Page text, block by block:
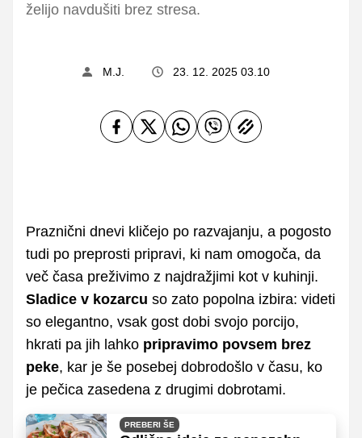
želijo navdušiti brez stresa.
M.J. 23. 12. 2025 03.10
Praznični dnevi kličejo po razvajanju, a pogosto
tudi po preprosti pripravi, ki nam omogoča, da
več časa preživimo z najdražjimi kot v kuhinji.
Sladice v kozarcu so zato popolna izbira: videti
so elegantno, vsak gost dobi svojo porcijo,
hkrati pa jih lahko pripravimo povsem brez
peke, kar je še posebej dobrodošlo v času, ko
je pečica zasedena z drugimi dobrotami.
PREBERI ŠE